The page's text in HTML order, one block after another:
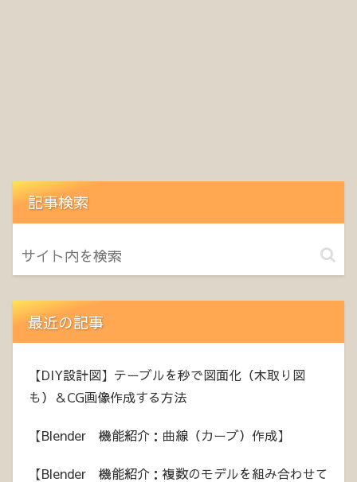
記事検索
最近の記事
【DIY設計図】テーブルを秒で図面化（木取り図
も）＆CG画像作成する方法
【Blender 機能紹介：曲線（カーブ）作成】
【Blender 機能紹介：複数のモデルを組み合わせて